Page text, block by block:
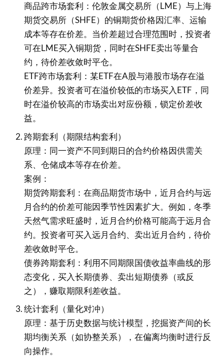
商品跨市场套利：伦敦金属交易所（LME）与上海
期货交易所（SHFE）的铜期货价格因汇率、运输
成本等存在价差。当价差超过合理范围时，投资者
可在LME买入铜期货，同时在SHFE卖出等量合
约，待价差收敛时平仓。
ETF跨市场套利：某ETF在A股与港股市场存在溢
价差异。投资者可在溢价较低的市场买入ETF，同
时在溢价较高的市场卖出对应份额，锁定价差收
益。
跨期套利（期限结构套利）
原理：同一资产不同到期日的合约价格因供需关
系、仓储成本等存在价差。
案例：
期货跨期套利：在商品期货市场中，近月合约与远
月合约的价差可能因季节性因素扩大。例如，冬季
天然气需求旺盛时，近月合约价格可能高于远月合
约。投资者可买入远月合约、卖出近月合约，待价
差收敛时平仓。
债券跨期套利：利用不同期限国债收益率曲线的形
态变化，买入长期债券、卖出短期债券（或反
之），赚取期限利差收益。
统计套利（量化对冲）
原理：基于历史数据与统计模型，挖掘资产间的长
期均衡关系（如协整关系），在偏离均衡时进行反
向操作。